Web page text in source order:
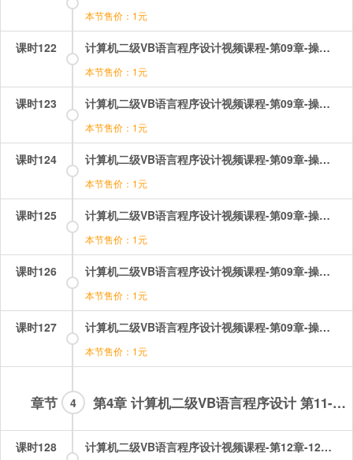
本节售价：1元
课时122 计算机二级VB语言程序设计视频课程-第09章-操作：过程之参数传递.mp4
本节售价：1元
课时123 计算机二级VB语言程序设计视频课程-第09章-操作：过程之完全平方数水仙花数.mp4
本节售价：1元
课时124 计算机二级VB语言程序设计视频课程-第09章-操作：过程之素数1.mp4
本节售价：1元
课时125 计算机二级VB语言程序设计视频课程-第09章-操作：过程之素数2.mp4
本节售价：1元
课时126 计算机二级VB语言程序设计视频课程-第09章-操作：过程之过程的简单应用.mp4
本节售价：1元
课时127 计算机二级VB语言程序设计视频课程-第09章-操作：过程的分类.mp4
本节售价：1元
章节 第4章 计算机二级VB语言程序设计 第11-16章
4
课时128 计算机二级VB语言程序设计视频课程-第12章-12对话框程序设计.mp4